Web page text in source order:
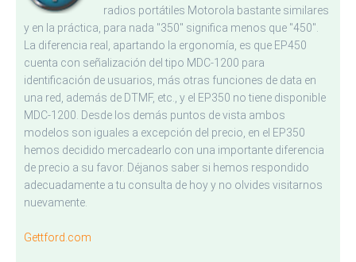
radios portátiles Motorola bastante similares
y en la práctica, para nada "350" significa menos que "450".
La diferencia real, apartando la ergonomía, es que EP450
cuenta con señalización del tipo MDC-1200 para
identificación de usuarios, más otras funciones de data en
una red, además de DTMF, etc., y el EP350 no tiene disponible
MDC-1200. Desde los demás puntos de vista ambos
modelos son iguales a excepción del precio, en el EP350
hemos decidido mercadearlo con una importante diferencia
de precio a su favor. Déjanos saber si hemos respondido
adecuadamente a tu consulta de hoy y no olvides visitarnos
nuevamente.
Gettford.com